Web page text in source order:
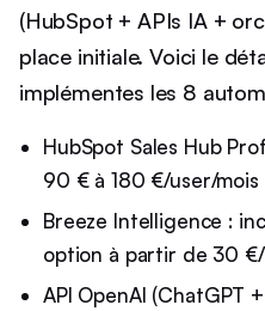
(HubSpot + APIs IA +
place initiale. Voici le
implémentes les 8
HubSpot Sales Hub
90 € à 180 €/user/mois
Breeze Intelligence :
option à partir de 30
API OpenAI (ChatGPT